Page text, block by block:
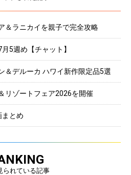
＆ラニカイを親子で完全攻略
5週め【チャット】
＆デルーカ ハワイ新作限定品5選
リゾートフェア2026を開催
まとめ
られている記事